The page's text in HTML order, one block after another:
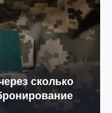
сколько